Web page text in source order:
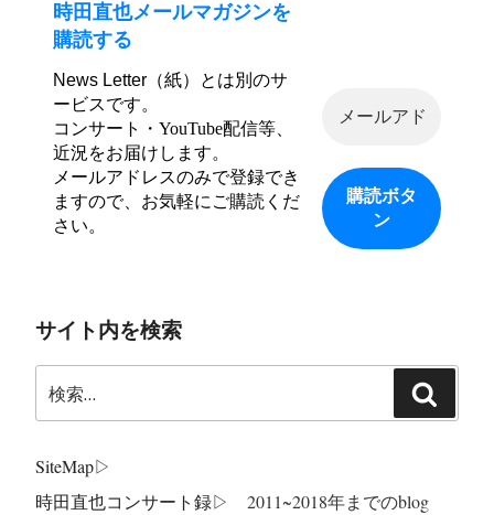
時田直也メールマガジンを
購読する
News Letter（紙）とは別のサ
ービスです。
コンサート・YouTube配信等、
近況をお届けします。
メールアドレスのみで登録でき
ますので、お気軽にご購読くだ
さい。
サイト内を検索
索:
索
SiteMap▷
時田直也コンサート録▷ 2011~2018年までのblog